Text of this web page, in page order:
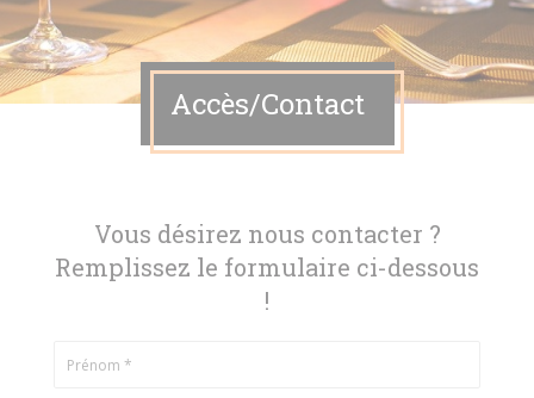
Accès/Contact
Vous désirez nous contacter ?
Remplissez le formulaire ci-dessous
!